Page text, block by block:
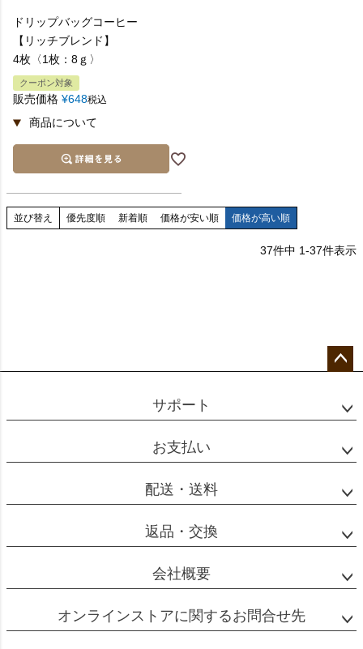
ドリップバッグコーヒー
【リッチブレンド】
4枚〈1枚：8ｇ〉
クーポン対象
販売価格 ¥648税込
並び替え 優先度順 新着順 価格が安い順 価格が高い順
37件中 1-37件表示
ップ
サポート
お支払い
配送・送料
返品・交換
会社概要
オンラインストアに関するお問合せ先